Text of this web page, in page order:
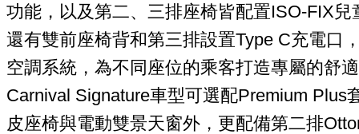
功能，以及第二、三排座椅皆配置ISO-FIX
還有雙前座椅背和第三排設置Type C充電口
空調系統，為不同座位的乘客打造專屬的舒
Carnival Signature車型可選配Premium Plus
皮座椅與電動雙景天窗外，更配備第二排